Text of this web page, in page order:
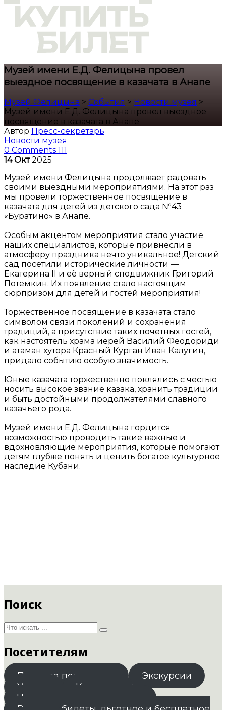
Музей имени Е.Д. Фелицына провел
выездное посвящение в казачата в Анапе
Музей Фелицына > События > Новости музея >
Музей имени Е.Д. Фелицына провел выездное
посвящение в казачата в Анапе
Автор Пресс-секретарь
Новости музея
0 Comments 111
14 Окт2025
Музей имени Фелицына продолжает радовать
своими выездными мероприятиями. На этот раз
мы провели торжественное посвящение в
казачата для детей из детского сада №43
«Буратино» в Анапе.
Особым акцентом мероприятия стало участие
наших специалистов, которые привнесли в
атмосферу праздника нечто уникальное! Детский
сад посетили исторические личности —
Екатерина II и её верный сподвижник Григорий
Потемкин. Их появление стало настоящим
сюрпризом для детей и гостей мероприятия!
Торжественное посвящение в казачата стало
символом связи поколений и сохранения
традиций, а присутствие таких почетных гостей,
как настоятель храма иерей Василий Феодориди
и атаман хутора Красный Курган Иван Калугин,
придало событию особую значимость.
Юные казачата торжественно поклялись с честью
носить высокое звание казака, хранить традиции
и быть достойными продолжателями славного
казачьего рода.
Музей имени Е.Д. Фелицына гордится
возможностью проводить такие важные и
вдохновляющие мероприятия, которые помогают
детям глубже понять и ценить богатое культурное
наследие Кубани.
Поиск
Посетителям
Правила посещения
Экскурсии
Услуги
Контакты
Часто задаваемы вопросы